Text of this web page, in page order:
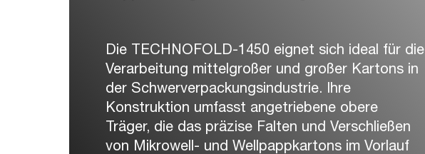
Die TECHNOFOLD-1450 eignet sich ideal für die
Verarbeitung mittelgroßer und großer Kartons in
der Schwerverpackungsindustrie. Ihre
Konstruktion umfasst angetriebene obere
Träger, die das präzise Falten und Verschließen
von Mikrowell- und Wellpappkartons im Vorlauf